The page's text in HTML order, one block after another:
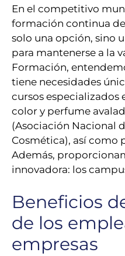
En el competitivo
formación continua
solo una opción, sino
para mantenerse a la
Formación,
tiene necesidades
cursos especializados
color y perfume
(Asociación Nacional
Cosmética), así como
Además,
innovadora: los
Beneficios
de los
empresas